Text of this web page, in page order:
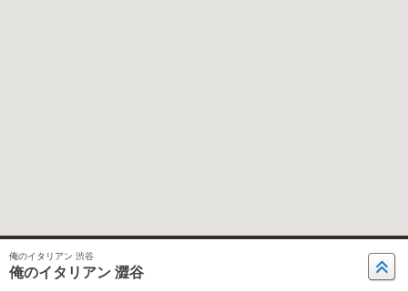
俺のイタリアン 渋谷
俺のイタリアン 澀谷